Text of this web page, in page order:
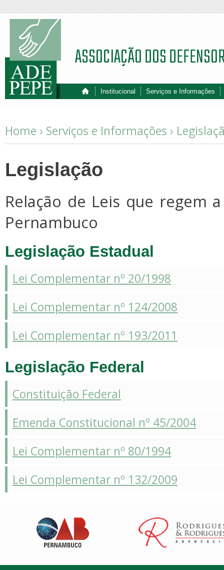
Institucional Serviços e Informações
ASSOCIAÇÃO DOS
Home › Serviços e Informações ›
Legislação
Relação de Leis que regem
Pernambuco
Legislação Estadual
Lei Complementar nº 20/1998
Lei Complementar nº 124/2008
Lei Complementar nº 193/2011
Legislação Federal
Constituição Federal
Emenda Constitucional nº 45/2004
Lei Complementar nº 80/1994
Lei Complementar nº 132/2009